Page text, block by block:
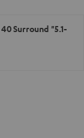
Surround "5.1-